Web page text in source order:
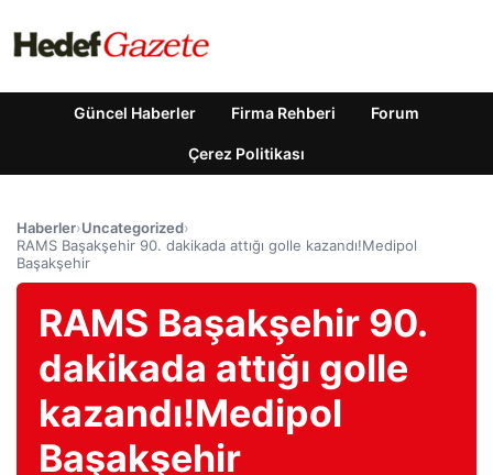
Güncel Haberler Firma Rehberi Forum
Çerez Politikası
Haberler›Uncategorized›
RAMS Başakşehir 90. dakikada attığı golle kazandı!Medipol
Başakşehir
RAMS Başakşehir 90.
dakikada attığı golle
kazandı!Medipol
Başakşehir